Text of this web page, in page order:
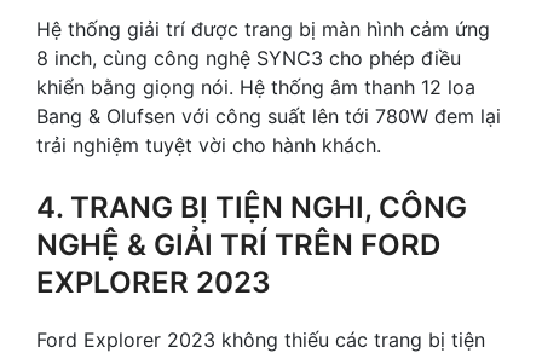
Hệ thống giải trí được trang bị màn hình cảm ứng
8 inch, cùng công nghệ SYNC3 cho phép điều
khiển bằng giọng nói. Hệ thống âm thanh 12 loa
Bang & Olufsen với công suất lên tới 780W đem lại
trải nghiệm tuyệt vời cho hành khách.
4. TRANG BỊ TIỆN NGHI, CÔNG
NGHỆ & GIẢI TRÍ TRÊN FORD
EXPLORER 2023
Ford Explorer 2023 không thiếu các trang bị tiện